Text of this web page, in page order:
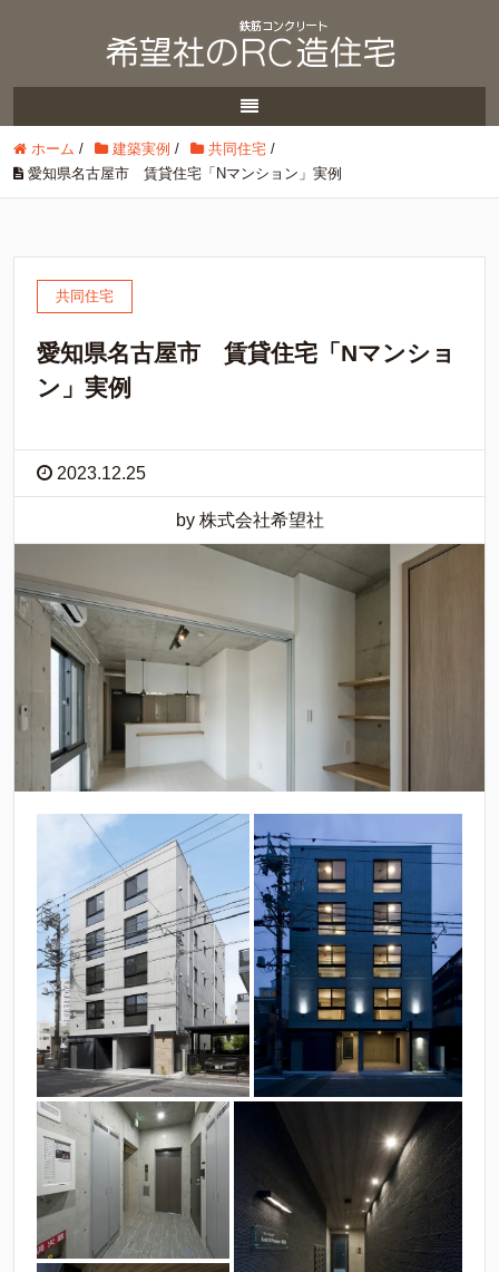
ホーム / 建築実例 / 共同住宅 /
愛知県名古屋市 賃貸住宅「Nマンション」実例
共同住宅
愛知県名古屋市 賃貸住宅「Nマンショ
ン」実例
2023.12.25
by 株式会社希望社